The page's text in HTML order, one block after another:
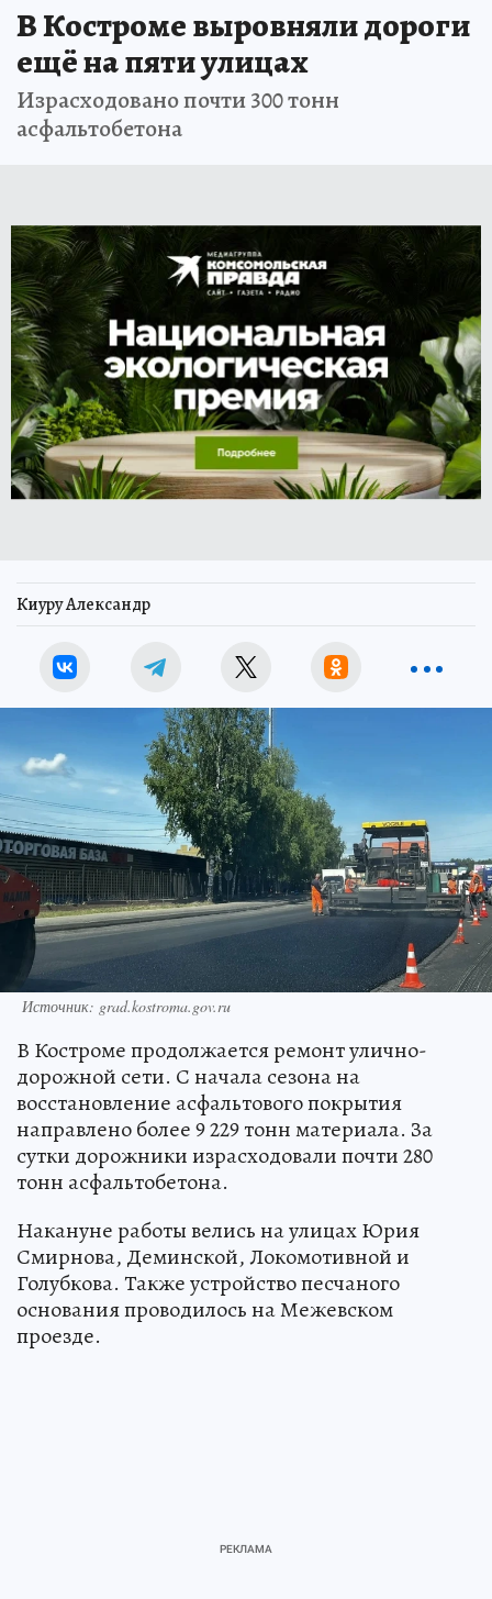
В Костроме выровняли дороги
ещё на пяти улицах
Израсходовано почти 300 тонн
асфальтобетона
Киуру Александр
Источник: grad.kostroma.gov.ru
В Костроме продолжается ремонт улично-
дорожной сети. С начала сезона на
восстановление асфальтового покрытия
направлено более 9 229 тонн материала. За
сутки дорожники израсходовали почти 280
тонн асфальтобетона.
Накануне работы велись на улицах Юрия
Смирнова, Деминской, Локомотивной и
Голубкова. Также устройство песчаного
основания проводилось на Межевском
проезде.